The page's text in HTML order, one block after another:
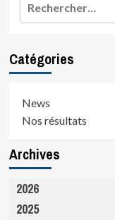
Catégories
News
Nos résultats
Archives
2026
2025